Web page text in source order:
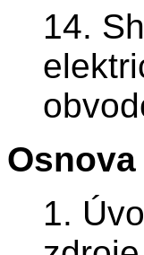
14.
1.